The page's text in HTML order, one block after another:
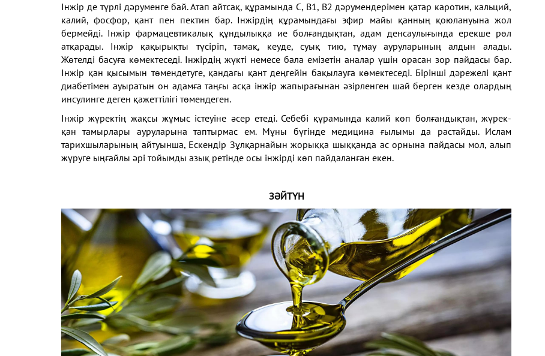
Інжір де түрлі дәруменге бай. Атап айтсақ, құрамында C, B1, B2 дәрумендерімен қатар каротин, кальций,
калий, фосфор, қант пен пектин бар. Інжірдің құрамындағы эфир майы қанның қоюлануына жол
бермейді. Інжір фармацевтикалық құндылыққа ие болғандықтан, адам денсаулығында ерекше рөл
атқарады. Інжір қақырықты түсіріп, тамақ, кеуде, суық тию, тұмау ауруларының алдын алады.
Жөтелді басуға көмектеседі. Інжірдің жүкті немесе бала емізетін аналар үшін орасан зор пайдасы бар.
Інжір қан қысымын төмендетуге, қандағы қант деңгейін бақылауға көмектеседі. Бірінші дәрежелі қант
диабетімен ауыратын он адамға таңғы асқа інжір жапырағынан әзірленген шай берген кезде олардың
инсулинге деген қажеттілігі төмендеген.
Інжір жүректің жақсы жұмыс істеуіне әсер етеді. Себебі құрамында калий көп болғандықтан, жүрек-
қан тамырлары ауруларына таптырмас ем. Мұны бүгінде медицина ғылымы да растайды. Ислам
тарихшыларының айтуынша, Ескендір Зұлқарнайын жорыққа шыққанда ас орнына пайдасы мол, алып
жүруге ыңғайлы әрі тойымды азық ретінде осы інжірді көп пайдаланған екен.
ЗӘЙТҮН